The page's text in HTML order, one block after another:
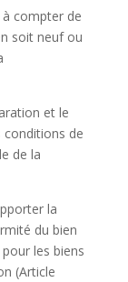
à compter de
soit neuf ou
et le
conditions de
de la
la
du bien
les biens
(Article